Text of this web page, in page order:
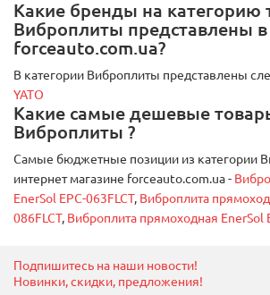
Какие бренды на категорию
Виброплиты представлены в
forceauto.com.ua?
В категории Виброплиты представлены
YATO
Какие самые дешевые
Виброплиты ?
Самые бюджетные позиции из категории
интернет магазине forceauto.com.ua -
EnerSol EPC-063FLCT, Виброплита
086FLCT, Виброплита прямоходная EnerSol
Подпишитесь на наши новости!
Новинки, скидки, предложения!